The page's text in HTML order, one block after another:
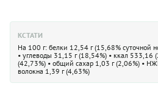
КСТАТИ
На 100 г: белки 12,54 г (15,68% суточной
• углеводы 31,15 г (18,54%) • ккал 533,16
(42,73%) • общий сахар 1,03 г (2,06%) •
волокна 1,39 г (4,63%)